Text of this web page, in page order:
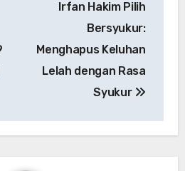
Irfan Hakim Pilih
Bersyukur:
Menghapus Keluhan
Lelah dengan Rasa
Syukur